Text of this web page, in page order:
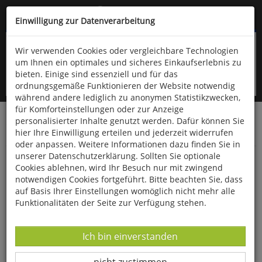
Kompletten Head der Seite überspringen
oder (06766) 9323-960
Startseite Bücher Quelle & Meyer Verlag
Flora
Bestimmungskarten
Strandpflanzen an Nord- und Ostsee im
Vergleich
Einwilligung zur Datenverarbeitung
Wir verwenden Cookies oder vergleichbare Technologien
um Ihnen ein optimales und sicheres Einkaufserlebnis zu
bieten. Einige sind essenziell und für das
ordnungsgemäße Funktionieren der Website notwendig
während andere lediglich zu anonymen Statistikzwecken,
für Komforteinstellungen oder zur Anzeige
personalisierter Inhalte genutzt werden. Dafür können Sie
hier Ihre Einwilligung erteilen und jederzeit widerrufen
oder anpassen. Weitere Informationen dazu finden Sie in
unserer Datenschutzerklärung. Sollten Sie optionale
Cookies ablehnen, wird Ihr Besuch nur mit zwingend
notwendigen Cookies fortgeführt. Bitte beachten Sie, dass
auf Basis Ihrer Einstellungen womöglich nicht mehr alle
Funktionalitäten der Seite zur Verfügung stehen.
Datenverarbeitung -
Ich bin einverstanden